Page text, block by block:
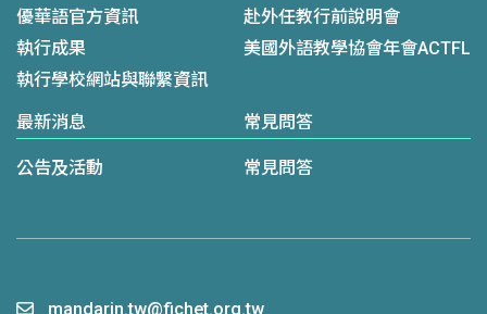
優華語官方資訊
執行成果
執行學校網站與聯繫資訊
赴外任教行前說明會
美國外語教學協會年會ACTFL
最新消息
公告及活動
常見問答
常見問答
mandarin.tw@fichet.org.tw